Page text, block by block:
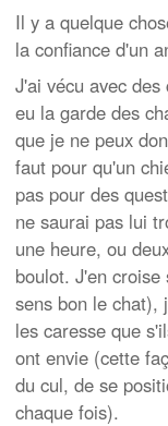
Il y a quelque
la confiance d'un
J'ai vécu avec
eu la garde des
que je ne peux
faut pour qu'un
pas pour des
ne saurai pas lui
une heure, ou
boulot. J'en
sens bon le chat),
les caresse que
ont envie (cette
du cul, de se
chaque fois).